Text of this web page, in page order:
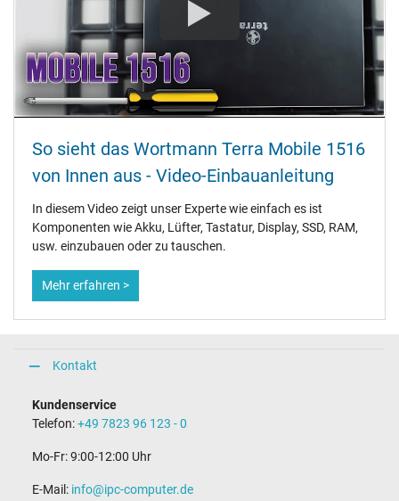
So sieht das Wortmann Terra Mobile 1516
von Innen aus - Video-Einbauanleitung
In diesem Video zeigt unser Experte wie einfach es ist
Komponenten wie Akku, Lüfter, Tastatur, Display, SSD, RAM,
usw. einzubauen oder zu tauschen.
Mehr erfahren >
Kontakt
Kundenservice
Telefon:+49 7823 96 123 - 0
Mo-Fr: 9:00-12:00 Uhr
E-Mail: info@ipc-computer.de